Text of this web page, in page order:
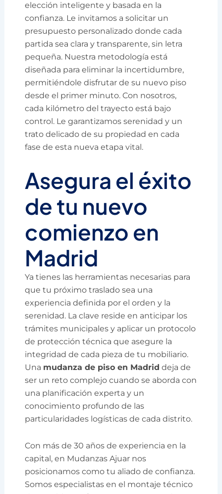
elección inteligente y basada en la
confianza. Le invitamos a solicitar un
presupuesto personalizado donde cada
partida sea clara y transparente, sin letra
pequeña. Nuestra metodología está
diseñada para eliminar la incertidumbre,
permitiéndole disfrutar de su nuevo piso
desde el primer minuto. Con nosotros,
cada kilómetro del trayecto está bajo
control. Le garantizamos serenidad y un
trato delicado de su propiedad en cada
fase de esta nueva etapa vital.
Asegura el éxito
de tu nuevo
comienzo en
Madrid
Ya tienes las herramientas necesarias para
que tu próximo traslado sea una
experiencia definida por el orden y la
serenidad. La clave reside en anticipar los
trámites municipales y aplicar un protocolo
de protección técnica que asegure la
integridad de cada pieza de tu mobiliario.
Una mudanza de piso en Madrid deja de
ser un reto complejo cuando se aborda con
una planificación experta y un
conocimiento profundo de las
particularidades logísticas de cada distrito.
Con más de 30 años de experiencia en la
capital, en Mudanzas Ajuar nos
posicionamos como tu aliado de confianza.
Somos especialistas en el montaje técnico